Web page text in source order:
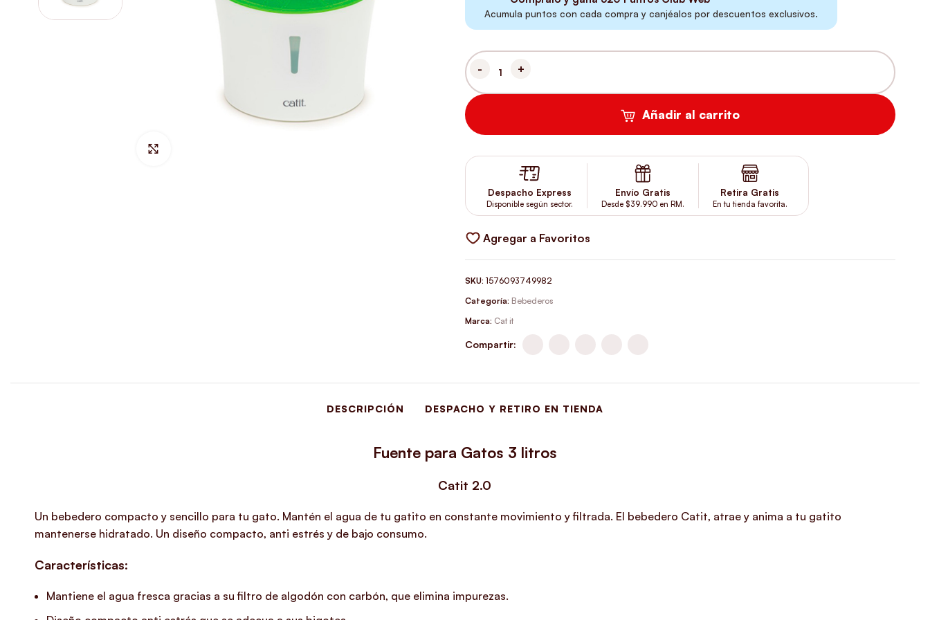
Acumula puntos con cada compra y canjéalos por descuentos exclusivos.
CATIT 2.0 FUENTE PARA GATOS 3 LITROS CANTIDAD
Añadir al carrito
Despacho Express
Disponible según sector.
Envío Gratis
Desde $39.990 en RM.
Retira Gratis
En tu tienda favorita.
Agregar a Favoritos
SKU: 1576093749982
Categoría: Bebederos
Marca: Cat it
Compartir:
DESCRIPCIÓN DESPACHO Y RETIRO EN TIENDA
Fuente para Gatos 3 litros
Catit 2.0
Un bebedero compacto y sencillo para tu gato. Mantén el agua de tu gatito en constante movimiento y filtrada. El bebedero Catit, atrae y anima a tu gatito
mantenerse hidratado. Un diseño compacto, anti estrés y de bajo consumo.
Características:
Mantiene el agua fresca gracias a su filtro de algodón con carbón, que elimina impurezas.